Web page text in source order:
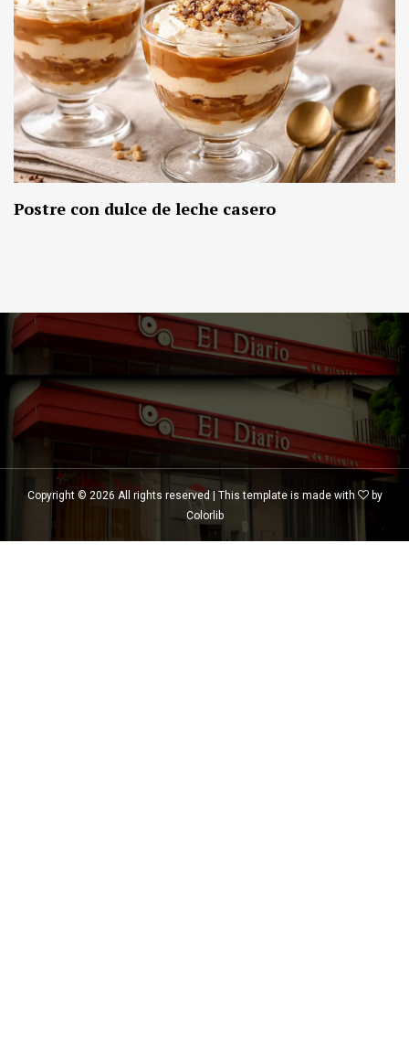
Postre con dulce de leche casero
Copyright © 2026 All rights reserved | This template is made with
by
Colorlib